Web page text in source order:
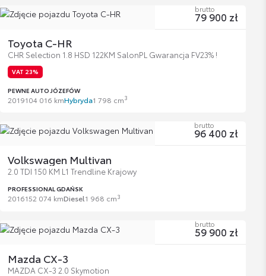
Toyota C-HR
CHR Selection 1.8 HSD 122KM SalonPL Gwarancja FV23% !
VAT 23%
PEWNE AUTO JÓZEFÓW
2019104 016 kmHybryda1 798 cm3
brutto
79 900 zł
Volkswagen Multivan
2.0 TDI 150 KM L1 Trendline Krajowy
PROFESSIONAL GDAŃSK
2016152 074 kmDiesel1 968 cm3
brutto
96 400 zł
Mazda CX-3
MAZDA CX-3 2.0 Skymotion
brutto
59 900 zł